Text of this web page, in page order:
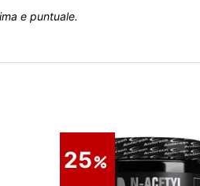
e puntuale.
25